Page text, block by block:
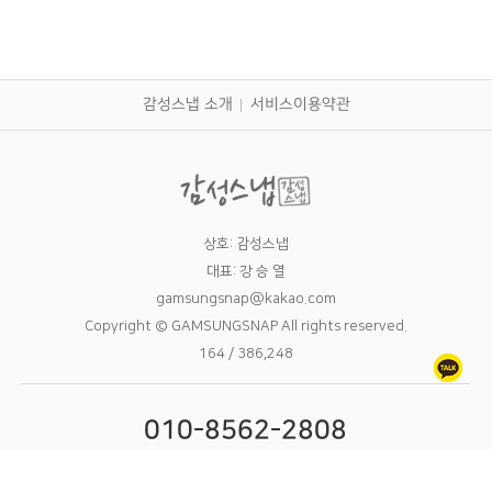
감성스냅 소개 서비스이용약관
상호: 감성스냅
대표: 강 승 열
gamsungsnap@kakao.com
Copyright © GAMSUNGSNAP All rights reserved.
164 / 386,248
010-8562-2808